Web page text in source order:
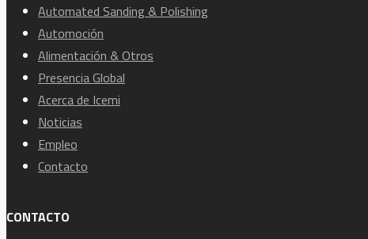
Automated Sanding & Polishing
Automoción
Alimentación & Otros
Presencia Global
Acerca de Icemi
Noticias
Empleo
Contacto
CONTACTO